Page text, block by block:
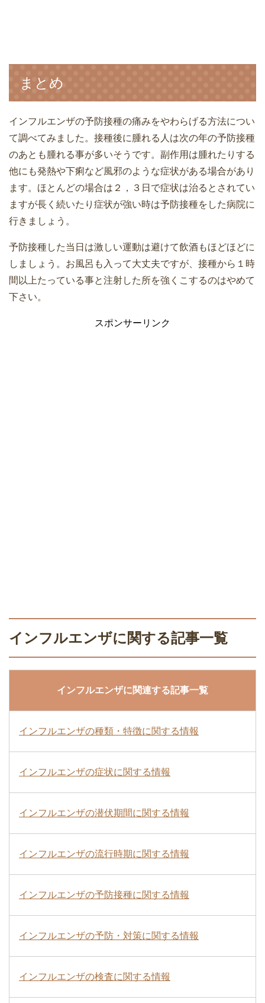
まとめ
インフルエンザの予防接種の痛みをやわらげる方法につい
て調べてみました。接種後に腫れる人は次の年の予防接種
のあとも腫れる事が多いそうです。副作用は腫れたりする
他にも発熱や下痢など風邪のような症状がある場合があり
ます。ほとんどの場合は２，３日で症状は治るとされてい
ますが長く続いたり症状が強い時は予防接種をした病院に
行きましょう。
予防接種した当日は激しい運動は避けて飲酒もほどほどに
しましょう。お風呂も入って大丈夫ですが、接種から１時
間以上たっている事と注射した所を強くこするのはやめて
下さい。
スポンサーリンク
インフルエンザに関する記事一覧
インフルエンザに関連する記事一覧
インフルエンザの種類・特徴に関する情報
インフルエンザの症状に関する情報
インフルエンザの潜伏期間に関する情報
インフルエンザの流行時期に関する情報
インフルエンザの予防接種に関する情報
インフルエンザの予防・対策に関する情報
インフルエンザの検査に関する情報